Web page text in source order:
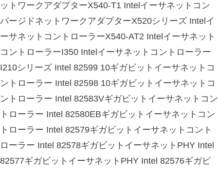
ットワークアダプターX540-T1 Intelイーサネットコン
バージドネットワークアダプターX520シリーズ Intelイ
ーサネットコントローラーX540-AT2 Intelイーサネット
コントローラーI350 Intelイーサネットコントローラー
I210シリーズ Intel 82599 10ギガビットイーサネットコ
ントローラー Intel 82598 10ギガビットイーサネットコ
ントローラー Intel 82583Vギガビットイーサネットコン
トローラー Intel 82580EBギガビットイーサネットコン
トローラー Intel 82579ギガビットイーサネットコント
ローラー Intel 82578ギガビットイーサネットPHY Intel
82577ギガビットイーサネットPHY Intel 82576ギガビ